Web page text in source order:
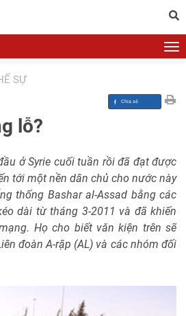
SỰ
lỗ?
ở Syrie cuối tuần rồi đã đạt được
tới một nền dân chủ cho nước này
thống Bashar al-Assad bằng các
dài từ tháng 3-2011 và đã khiến
Họ cho biết văn kiện trên sẽ
đoàn A-rập (AL) và các nhóm đối